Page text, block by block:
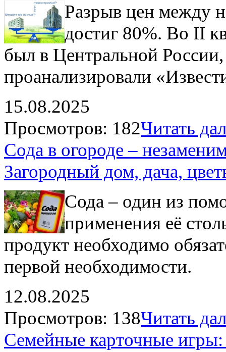
Разрыв цен между
достиг 80%. Во II
был в Центральной
проанализировали
15.08.2025
Просмотров: 182Читать
Сода в огороде –
Загородный дом, дача,
Сода – один из
применения её
продукт необходимо
первой необходимости.
12.08.2025
Просмотров: 138Читать
Семейные карточные